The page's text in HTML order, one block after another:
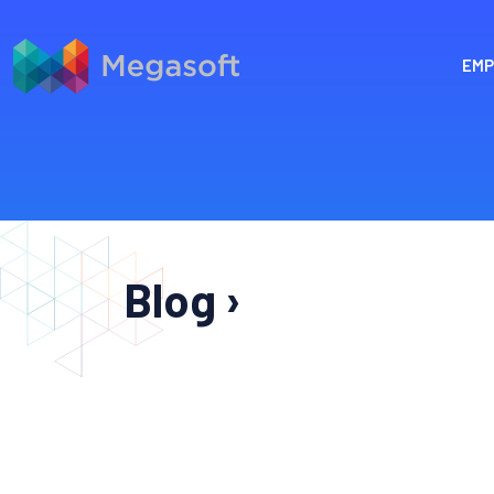
Blog ›